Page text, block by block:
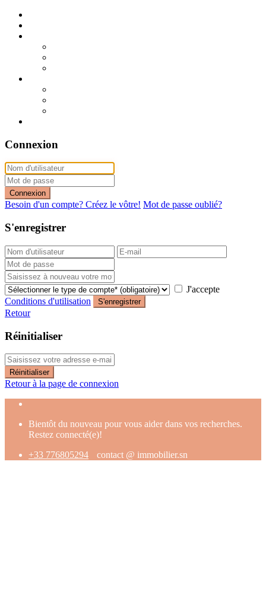
Connexion
Connexion
Besoin d'un compte? Créez le vôtre! Mot de passe oublié?
S'enregistrer
J'accepte
Conditions d'utilisation
S'enregistrer
Retour
Réinitialiser
Réinitialiser
Retour à la page de connexion
Bientôt du nouveau pour vous aider dans vos recherches.
Restez connecté(e)!
+33 776805294
contact @ immobilier.sn